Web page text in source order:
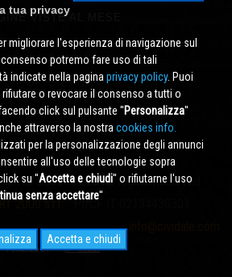
VISTE AL MESE
© 2000 - 2026 All Rights Reserved
2000 s.r.l.- PI/CF IT-02134430301
tua privacy
migliorare l'esperienza di navigazione sul
potremo fare uso di tali
indicate nella pagina privacy policy. Puoi
o revocare il consenso a tutti o
click sul pulsante ''Personalizza''
attraverso la nostra cookies info.
per la personalizzazione degli annunci
all'uso delle tecnologie sopra
su ''Accetta e chiudi'' o rifiutarne l'uso
senza accettare''
Accetta e chiudi